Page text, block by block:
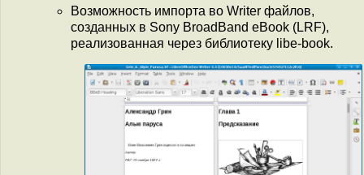
Возможность импорта во Writer файлов,
созданных в Sony BroadBand eBook (LRF),
реализованная через библиотеку libe-book.